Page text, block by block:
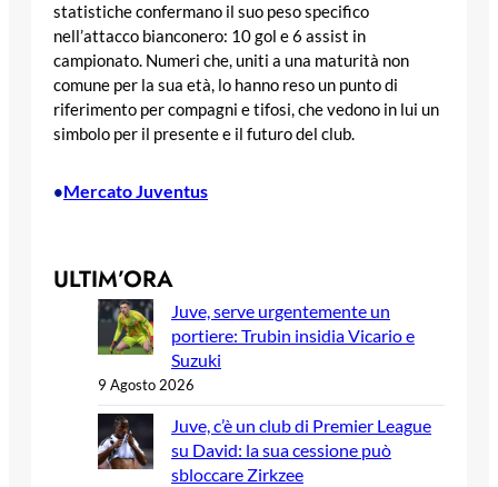
statistiche confermano il suo peso specifico
nell’attacco bianconero: 10 gol e 6 assist in
campionato. Numeri che, uniti a una maturità non
comune per la sua età, lo hanno reso un punto di
riferimento per compagni e tifosi, che vedono in lui un
simbolo per il presente e il futuro del club.
•Mercato Juventus
ULTIM’ORA
Juve, serve urgentemente un
portiere: Trubin insidia Vicario e
Suzuki
9 Agosto 2026
Juve, c’è un club di Premier League
su David: la sua cessione può
sbloccare Zirkzee